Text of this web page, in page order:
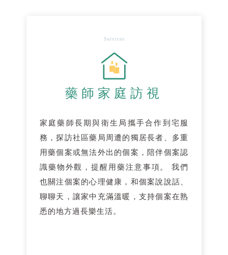
Services
藥師家庭訪視
家庭藥師長期與衛生局攜手合作到宅服
務，探訪社區藥局周遭的獨居長者、多重
用藥個案或無法外出的個案，陪伴個案認
識藥物外觀，提醒用藥注意事項。 我們
也關注個案的心理健康，和個案說說話、
聊聊天，讓家中充滿溫暖，支持個案在熟
悉的地方過長樂生活。